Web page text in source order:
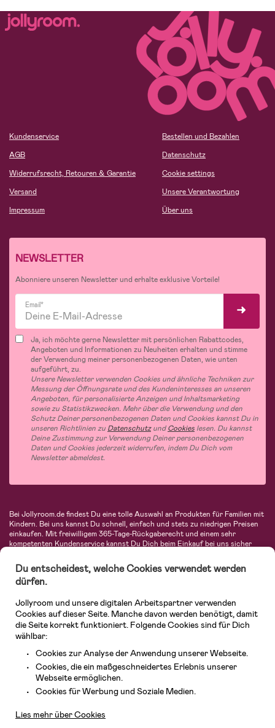
Kundenservice
AGB
Widerrufsrecht, Retouren & Garantie
Versand
Impressum
Bestellen und Bezahlen
Datenschutz
Cookie settings
Unsere Verantwortung
Über uns
NEWSLETTER
Abonniere unseren Newsletter und erhalte exklusive Vorteile!
Email*
Ja, ich möchte gerne Newsletter mit persönlichen Rabattcodes,
Angeboten und Informationen zu Neuheiten erhalten und stimme
der Verwendung meiner personenbezogenen Daten, wie unten
aufgeführt, zu.
Unsere Newsletter verwenden Cookies und ähnliche Techniken zur
Messung der Öffnungsrate und des Kundeninteresses an unseren
Angeboten, für personalisierte Anzeigen und Inhaltsmarketing
sowie zu Statistikzwecken. Mehr über die Verwendung und den
Schutz Deiner personenbezogenen Daten und Cookies kannst Du in
unseren Richtlinien zu DatenschutzundCookies lesen. Du kannst
Deine Zustimmung zur Verwendung Deiner personenbezogenen
Daten und Cookies jederzeit widerrufen, indem Du Dich vom
Newsletter abmeldest.
Bei Jollyroom.de findest Du eine tolle Auswahl an Produkten für Familien mit
Kindern. Bei uns kannst Du schnell, einfach und stets zu niedrigen Preisen
einkaufen. Mit freiwilligem 365-Tage-Rückgaberecht und einem sehr
kompetenten Kundenservice kannst Du Dich beim Einkauf bei uns sicher
Autositze, Kinder- und Babymode, Produkte für Mütter und eine Menge
fantastischer Einrichtungsgegenstände, Spielsachen, Babyprodukte und
vieles mehr. Wir haben Produkte von bekannten Herstellern wie Britax, Maxi-
Avent, Jack Wolfskin, Cybex, LEGO und vielen mehr. Schau Dich um in
unserer vielfältigen Online-Boutique für Kinder & Babys. Willkommen!
Du entscheidest, welche Cookies verwendet werden
dürfen.
Jollyroom und unsere digitalen Arbeitspartner verwenden
Cookies auf dieser Seite. Manche davon werden benötigt, damit
die Seite korrekt funktioniert. Folgende Cookies sind für Dich
wählbar:
Cookies zur Analyse der Anwendung unserer Webseite.
Cookies, die ein maßgeschneidertes Erlebnis unserer
Webseite ermöglichen.
Cookies für Werbung und Soziale Medien.
Lies mehr über Cookies